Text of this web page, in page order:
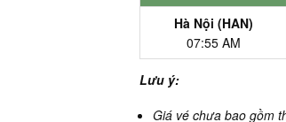
Hà Nội (HAN)
07:55 AM
Lưu ý:
Giá vé chưa bao gồm